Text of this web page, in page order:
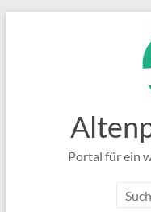
Portal für ein